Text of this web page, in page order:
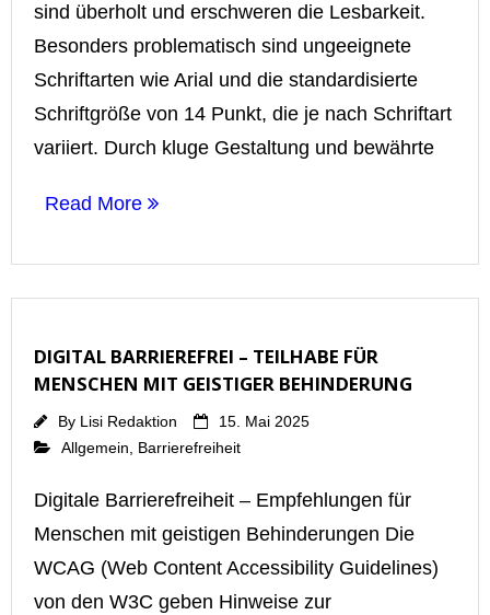
sind überholt und erschweren die Lesbarkeit.
Besonders problematisch sind ungeeignete
Schriftarten wie Arial und die standardisierte
Schriftgröße von 14 Punkt, die je nach Schriftart
variiert. Durch kluge Gestaltung und bewährte
Read More
DIGITAL BARRIEREFREI – TEILHABE FÜR
MENSCHEN MIT GEISTIGER BEHINDERUNG
By Lisi Redaktion
15. Mai 2025
Allgemein
Barrierefreiheit
Digitale Barrierefreiheit – Empfehlungen für
Menschen mit geistigen Behinderungen Die
WCAG (Web Content Accessibility Guidelines)
von den W3C geben Hinweise zur